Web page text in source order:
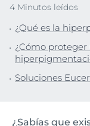
4 Minutos leídos
¿Qué es la
¿Cómo
Soluciones
¿Sabías que